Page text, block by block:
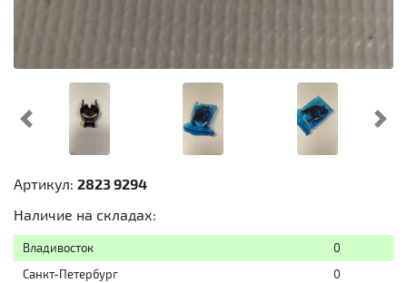
Предыдущий
Артикул: 2823 9294
Наличие на складах:
Владивосток
0
Санкт-Петербург
0